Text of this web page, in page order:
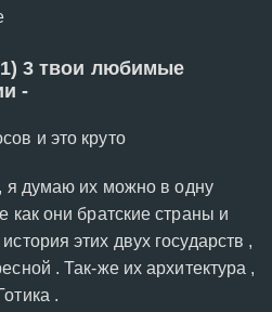
1) 3 твои любимые
-
и это круто
я думаю их можно в одну
как они братские страны и
этих двух государств ,
. Так-же их архитектура ,
.